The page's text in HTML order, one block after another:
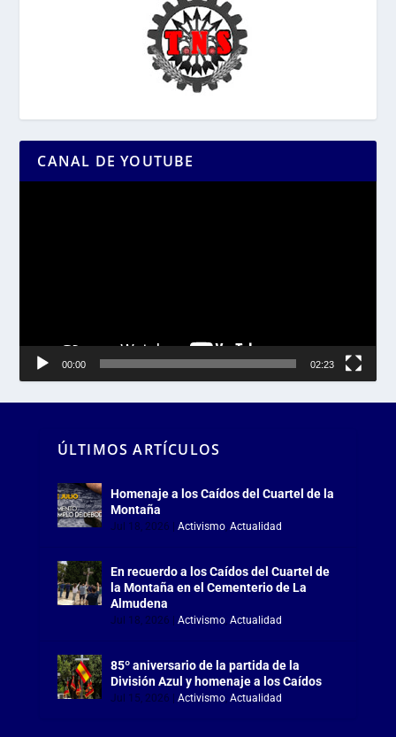
CANAL DE YOUTUBE
00:00 02:23
ÚLTIMOS ARTÍCULOS
Homenaje a los Caídos del Cuartel de la
Montaña
Jul 18, 2026 Activismo, Actualidad
En recuerdo a los Caídos del Cuartel de
la Montaña en el Cementerio de La
Almudena
Jul 18, 2026 Activismo, Actualidad
85º aniversario de la partida de la
División Azul y homenaje a los Caídos
Jul 15, 2026 Activismo, Actualidad